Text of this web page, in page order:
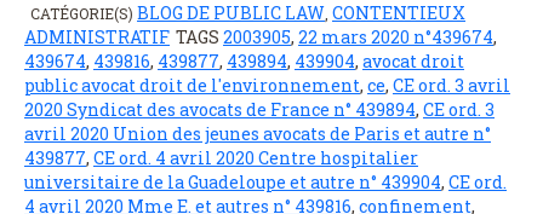
CATÉGORIE(S) BLOG DE PUBLIC LAW CONTENTIEUX
ADMINISTRATIF TAGS 2003905, 22 mars 2020 n°439674,
439674, 439816, 439877, 439894, 439904, avocat droit
public avocat droit de l'environnement, ce, CE ord. 3 avril
2020 Syndicat des avocats de France n° 439894, CE ord. 3
avril 2020 Union des jeunes avocats de Paris et autre n°
439877, CE ord. 4 avril 2020 Centre hospitalier
universitaire de la Guadeloupe et autre n° 439904, CE ord.
4 avril 2020 Mme E. et autres n° 439816, confinement,